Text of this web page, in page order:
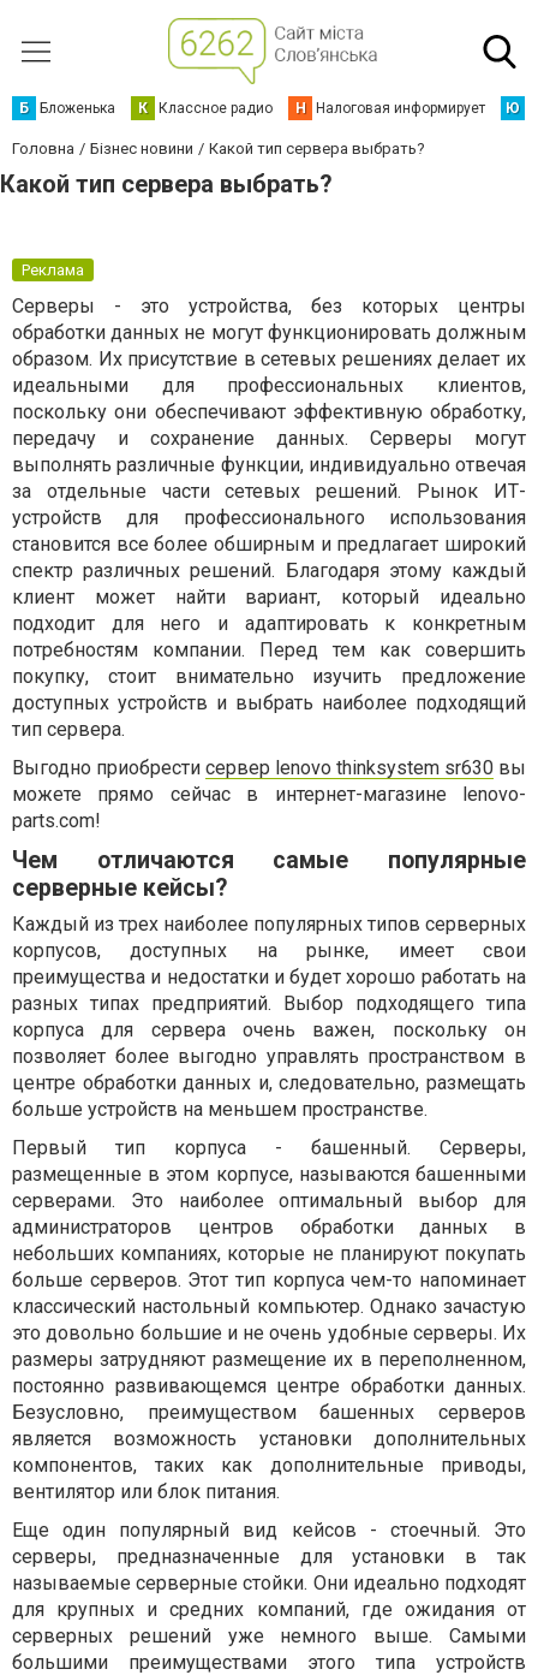
Б Бложенька К Классное радио Н Налоговая информирует Ю
Головна Бізнес новини Какой тип сервера выбрать?
Какой тип сервера выбрать?
Реклама
Серверы - это устройства, без которых центры
обработки данных не могут функционировать должным
образом. Их присутствие в сетевых решениях делает их
идеальными для профессиональных клиентов,
поскольку они обеспечивают эффективную обработку,
передачу и сохранение данных. Серверы могут
выполнять различные функции, индивидуально отвечая
за отдельные части сетевых решений. Рынок ИТ-
устройств для профессионального использования
становится все более обширным и предлагает широкий
спектр различных решений. Благодаря этому каждый
клиент может найти вариант, который идеально
подходит для него и адаптировать к конкретным
потребностям компании. Перед тем как совершить
покупку, стоит внимательно изучить предложение
доступных устройств и выбрать наиболее подходящий
тип сервера.
Выгодно приобрести сервер lenovo thinksystem sr630 вы
можете прямо сейчас в интернет-магазине lenovo-
parts.com!
Чем отличаются самые популярные
серверные кейсы?
Каждый из трех наиболее популярных типов серверных
корпусов, доступных на рынке, имеет свои
преимущества и недостатки и будет хорошо работать на
разных типах предприятий. Выбор подходящего типа
корпуса для сервера очень важен, поскольку он
позволяет более выгодно управлять пространством в
центре обработки данных и, следовательно, размещать
больше устройств на меньшем пространстве.
Первый тип корпуса - башенный. Серверы,
размещенные в этом корпусе, называются башенными
серверами. Это наиболее оптимальный выбор для
администраторов центров обработки данных в
небольших компаниях, которые не планируют покупать
больше серверов. Этот тип корпуса чем-то напоминает
классический настольный компьютер. Однако зачастую
это довольно большие и не очень удобные серверы. Их
размеры затрудняют размещение их в переполненном,
постоянно развивающемся центре обработки данных.
Безусловно, преимуществом башенных серверов
является возможность установки дополнительных
компонентов, таких как дополнительные приводы,
вентилятор или блок питания.
Еще один популярный вид кейсов - стоечный. Это
серверы, предназначенные для установки в так
называемые серверные стойки. Они идеально подходят
для крупных и средних компаний, где ожидания от
серверных решений уже немного выше. Самыми
большими преимуществами этого типа устройств